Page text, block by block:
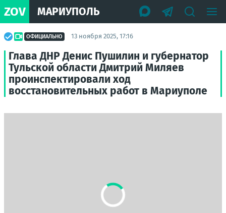
ZOV МАРИУПОЛЬ
ОФИЦИАЛЬНО 13 ноября 2025, 17:16
Глава ДНР Денис Пушилин и губернатор
Тульской области Дмитрий Миляев
проинспектировали ход
восстановительных работ в Мариуполе